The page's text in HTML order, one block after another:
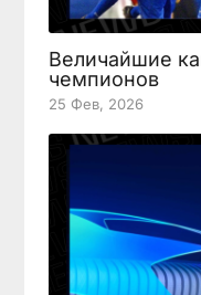
Величайшие
чемпионов
25 Фев, 2026